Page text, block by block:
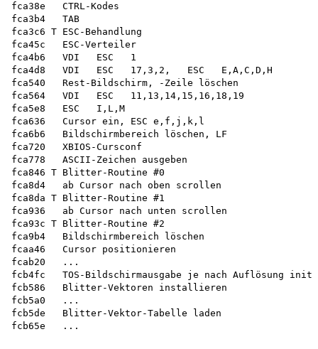
fca38e   CTRL-Kodes
fca3b4   TAB
fca3c6 T ESC-Behandlung
fca45c   ESC-Verteiler
fca4b6   VDI   ESC   1
fca4d8   VDI   ESC   17,3,2,   ESC   E,A,C,D,H
fca540   Rest-Bildschirm, -Zeile löschen
fca564   VDI   ESC   11,13,14,15,16,18,19
fca5e8   ESC   I,L,M
fca636   Cursor ein, ESC e,f,j,k,l
fca6b6   Bildschirmbereich löschen, LF
fca720   XBIOS-Cursconf
fca778   ASCII-Zeichen ausgeben
fca846 T Blitter-Routine #0
fca8d4   ab Cursor nach oben scrollen
fca8da T Blitter-Routine #1
fca936   ab Cursor nach unten scrollen
fca93c T Blitter-Routine #2
fca9b4   Bildschirmbereich löschen
fcaa46   Cursor positionieren
fcab20   ...
fcb4fc   TOS-Bildschirmausgabe je nach Auflösung
fcb586   Blitter-Vektoren installieren
fcb5a0   ...
fcb5de   Blitter-Vektor-Tabelle laden